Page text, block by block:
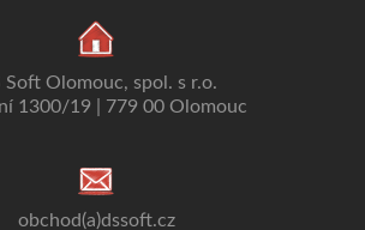
Soft Olomouc, spol. s r.o.
1300/19 | 779 00 Olomouc
obchod(a)dssoft.cz